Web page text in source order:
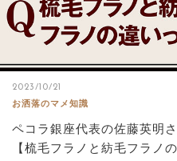
2023/10/21
お洒落のマメ知識
ペコラ銀座代表の佐藤英明
【梳毛フラノと紡毛フラノ